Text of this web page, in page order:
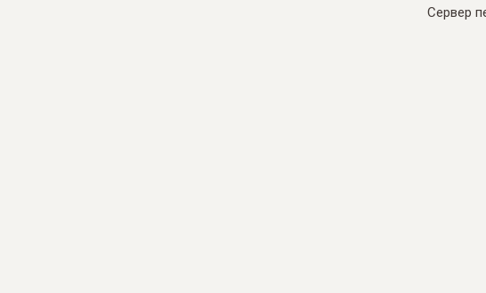
Сервер